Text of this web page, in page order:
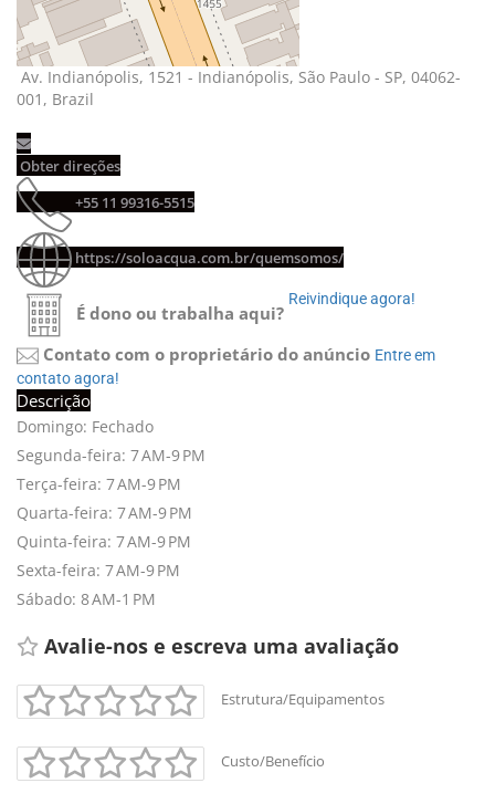
Av. Indianópolis, 1521 - Indianópolis, São Paulo - SP, 04062-
001, Brazil
Obter direções
+55 11 99316-5515
https://soloacqua.com.br/quemsomos/
É dono ou trabalha aqui?
Reivindique agora!
Contato com o proprietário do anúncio Entre em
contato agora!
Descrição
Domingo: Fechado
Segunda-feira: 7 AM-9 PM
Terça-feira: 7 AM-9 PM
Quarta-feira: 7 AM-9 PM
Quinta-feira: 7 AM-9 PM
Sexta-feira: 7 AM-9 PM
Sábado: 8 AM-1 PM
Avalie-nos e escreva uma avaliação
Estrutura/Equipamentos
Custo/Benefício